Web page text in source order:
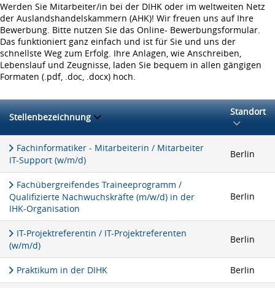
Werden Sie Mitarbeiter/in bei der DIHK oder im weltweiten Netz
der Auslandshandelskammern (AHK)! Wir freuen uns auf Ihre
Bewerbung. Bitte nutzen Sie das Online- Bewerbungsformular.
Das funktioniert ganz einfach und ist für Sie und uns der
schnellste Weg zum Erfolg. Ihre Anlagen, wie Anschreiben,
Lebenslauf und Zeugnisse, laden Sie bequem in allen gängigen
Formaten (.pdf, .doc, .docx) hoch.
Stellenbezeichnung Standort
Fachinformatiker - Mitarbeiterin / Mitarbeiter
IT-Support (w/m/d)
Berlin
Fachübergreifendes Traineeprogramm /
Qualifizierte Nachwuchskräfte (m/w/d) in der
IHK-Organisation
Berlin
IT-Projektreferentin / IT-Projektreferenten
(w/m/d)
Berlin
Praktikum in der DIHK Berlin